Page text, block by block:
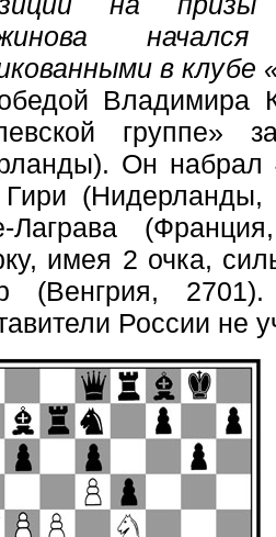
в
Владимира
группе»
Он набрал
Лаграва
имея 2 очка,
(Венгрия,
России не